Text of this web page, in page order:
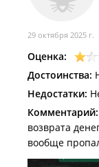
29 октября 2025 г.
Оценка:
Достоинства:
Недостатки:
Комментарий:
возврата
вообще